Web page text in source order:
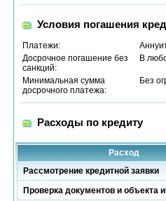
Условия погашения
Платежи:
Досрочное погашение без
санкций:
В
Минимальная сумма
досрочного платежа:
Без
Расходы по кредиту
Расход
Рассмотрение кредитной заявки
Проверка документов и объекта